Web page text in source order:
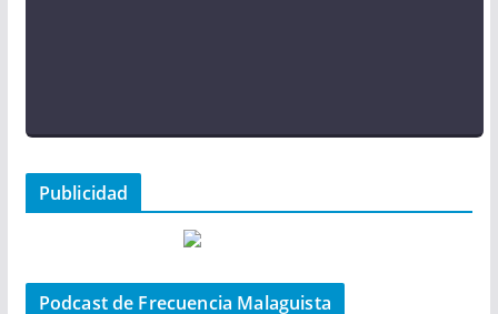
Publicidad
Podcast de Frecuencia Malaguista